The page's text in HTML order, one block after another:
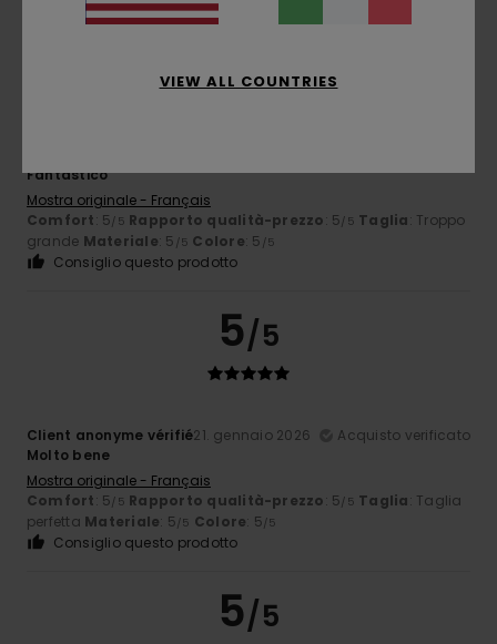
Fantastico
Mostra originale - Français
Comfort: 5/5 Rapporto qualità-prezzo: 5/5 Taglia: Troppo
grande Materiale: 5 /5 Colore: 5 /5
Consiglio questo prodotto
5/5
Client anonyme vérifié21. gennaio 2026
Acquisto verificato
Molto bene
Mostra originale - Français
Comfort: 5/5 Rapporto qualità-prezzo: 5/5 Taglia: Taglia
perfetta Materiale: 5/5 Colore: 5/5
Consiglio questo prodotto
5/5
VIEW ALL COUNTRIES